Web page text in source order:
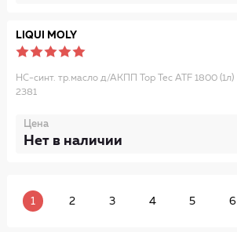
LIQUI MOLY
НС-синт. тр.масло д/АКПП Top Tec ATF 1800 (1л)
2381
Цена
Нет в наличии
1 2 3 4 5 6